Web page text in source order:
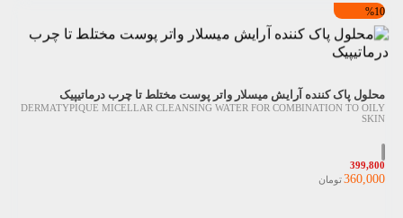
%10
محلول پاک کننده آرایش میسلار واتر پوست مختلط تا چرب درماتیپیک
DERMATYPIQUE MICELLAR CLEANSING WATER FOR COMBINATION TO OILY
SKIN
399,800
360,000تومان